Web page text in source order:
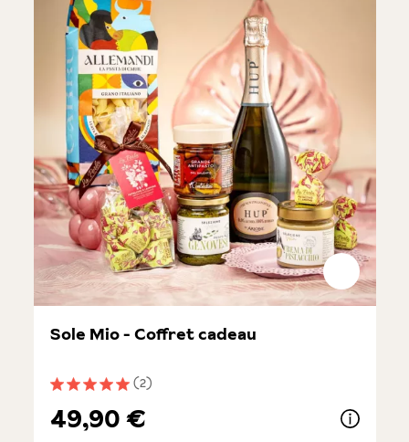
Note moyenne de 5 sur 5 étoiles
(2)
Sole Mio - Coffret cadeau
49,90 €